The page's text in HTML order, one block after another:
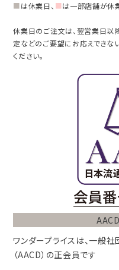
■は休業日、 ■は一部店舗が休
休業日のご注文は、翌営業日以
定などのご要望にお応えできな
ください。
ワンダープライスは、一般社
（AACD） の正会員です